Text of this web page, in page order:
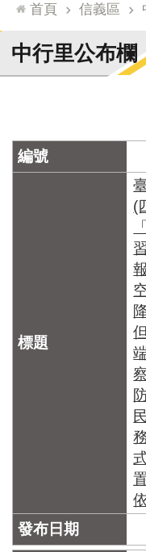
通
臺
北
市
門
牌
文
界
說
首頁 信義區
中行里公布欄
(